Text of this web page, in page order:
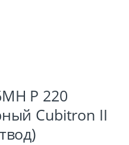
Р 220
Cubitron II